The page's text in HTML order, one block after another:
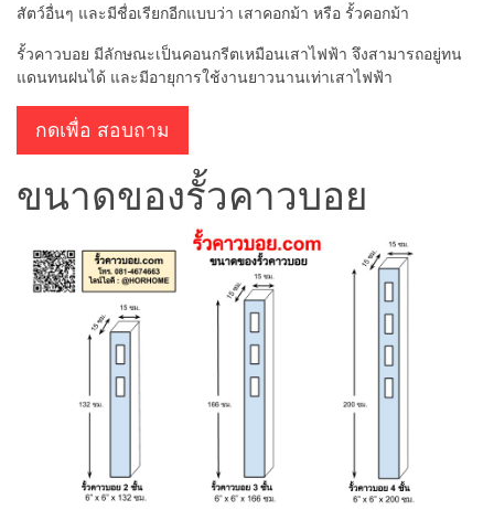
สัตว์อื่นๆ และมีชื่อเรียกอีกแบบว่า เสาคอกม้า หรือ รั้วคอกม้า
รั้วคาวบอย มีลักษณะเป็นคอนกรีตเหมือนเสาไฟฟ้า จึงสามารถอยู่ทน
แดนทนฝนได้ และมีอายุการใช้งานยาวนานเท่าเสาไฟฟ้า
กดเพื่อ สอบถาม
ขนาดของรั้วคาวบอย